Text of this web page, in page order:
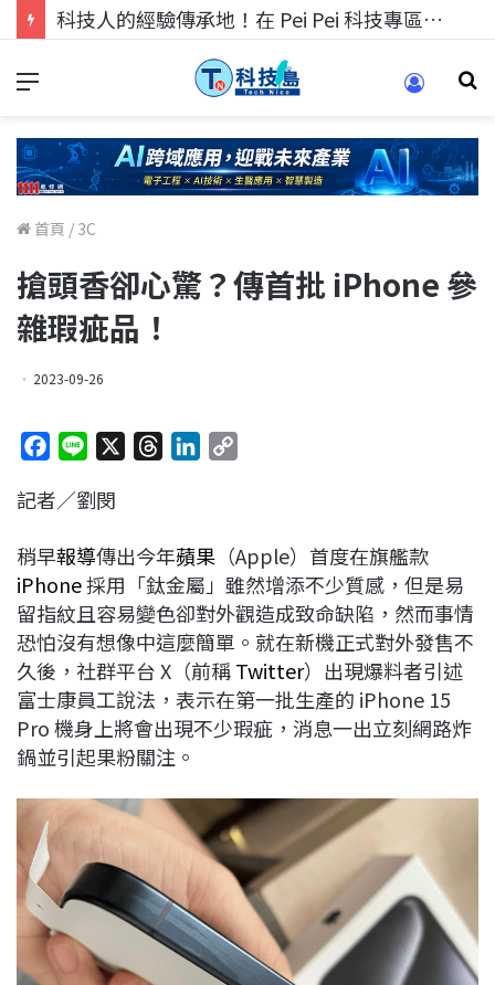
科技人的經驗傳承地！在 Pei Pei 科技專區，與學弟妹交流最硬核的技術
首頁 / 3C
搶頭香卻心驚？傳首批 iPhone 參
雜瑕疵品！
2023-09-26
c
b
o
o
k
n
a
d
s
e
d
I
n
L
i
n
k
記者／劉閔
稍早報導傳出今年蘋果 （Apple）首度在旗艦款
iPhone採用「鈦金屬」雖然增添不少質感，但是易
留指紋且容易變色卻對外觀造成致命缺陷，然而事情
恐怕沒有想像中這麼簡單。就在新機正式對外發售不
久後，社群平台 X（前稱Twitter）出現爆料者引述
富士康員工說法，表示在第一批生產的 iPhone 15
Pro 機身上將會出現不少瑕疵，消息一出立刻網路炸
鍋並引起果粉關注。